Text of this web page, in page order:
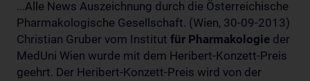
...Alle News Auszeichnung durch die Österreichische
Pharmakologische Gesellschaft. (Wien, 30-09-2013)
Christian Gruber vom Institut für Pharmakologie der
MedUni Wien wurde mit dem Heribert-Konzett-Preis
geehrt. Der Heribert-Konzett-Preis wird von der